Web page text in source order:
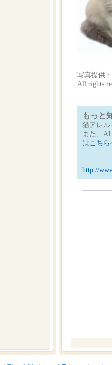
写真提供
All rights
もっと
猫アレル
また、
はこちら
http://